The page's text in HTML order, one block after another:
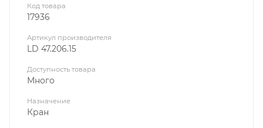
Код товара
17936
Артикул производителя
LD 47.206.15
Доступность товара
Много
Назначение
Кран